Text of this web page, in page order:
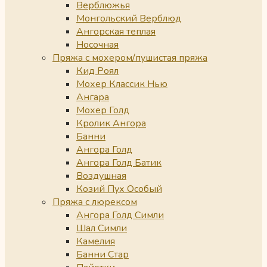
Верблюжья
Монгольский Верблюд
Ангорская теплая
Носочная
Пряжа с мохером/пушистая пряжа
Кид Роял
Мохер Классик Нью
Ангара
Мохер Голд
Кролик Ангора
Банни
Ангора Голд
Ангора Голд Батик
Воздушная
Козий Пух Особый
Пряжа с люрексом
Ангора Голд Симли
Шал Симли
Камелия
Банни Стар